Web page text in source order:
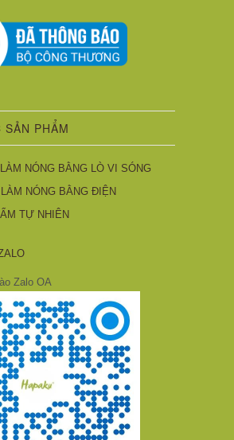
SẢN PHẨM
NÓNG BẰNG LÒ VI SÓNG
NÓNG BẰNG ĐIỆN
TỰ NHIÊN
Zalo OA